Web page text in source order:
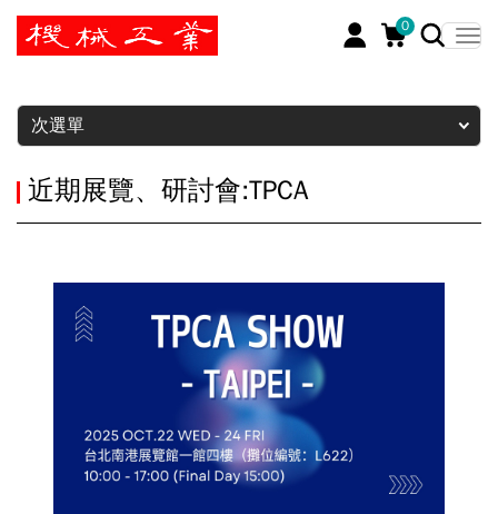
0
暫停
次選單
近期展覽、研討會:TPCA